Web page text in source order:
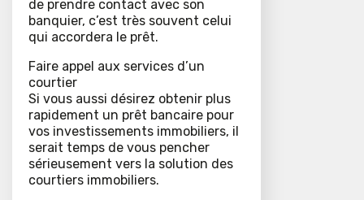
de prendre contact avec son
banquier, c’est très souvent celui
qui accordera le prêt.
Faire appel aux services d’un
courtier
Si vous aussi désirez obtenir plus
rapidement un prêt bancaire pour
vos investissements immobiliers, il
serait temps de vous pencher
sérieusement vers la solution des
courtiers immobiliers.